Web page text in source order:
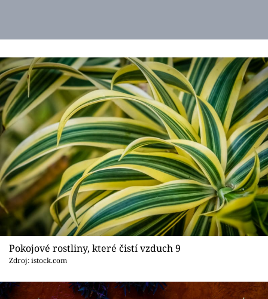
Pokojové rostliny, které čistí vzduch 9
Zdroj: istock.com